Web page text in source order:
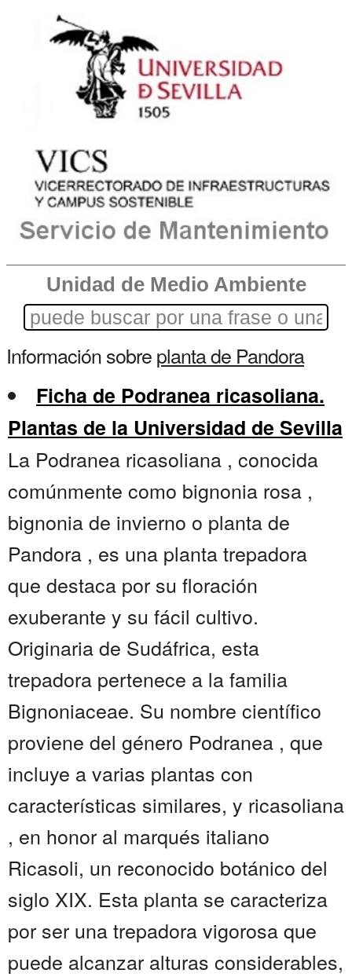
Unidad de Medio Ambiente
Información sobreplanta de Pandora
Ficha de Podranea ricasoliana.
Plantas de la Universidad de Sevilla
La Podranea ricasoliana , conocida
comúnmente como bignonia rosa ,
bignonia de invierno o planta de
Pandora , es una planta trepadora
que destaca por su floración
exuberante y su fácil cultivo.
Originaria de Sudáfrica, esta
trepadora pertenece a la familia
Bignoniaceae. Su nombre científico
proviene del género Podranea , que
incluye a varias plantas con
características similares, y ricasoliana
, en honor al marqués italiano
Ricasoli, un reconocido botánico del
siglo XIX. Esta planta se caracteriza
por ser una trepadora vigorosa que
puede alcanzar alturas considerables,